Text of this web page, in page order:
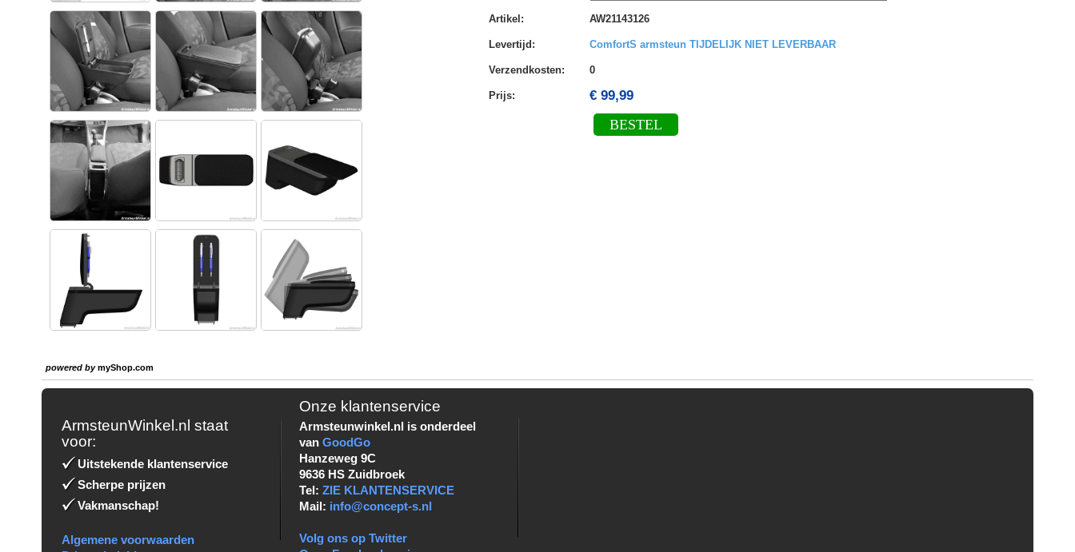
Artikel : AW21143126
Levertijd : ComfortS armsteun TIJDELIJK NIET LEVERBAAR
Verzendkosten: 0
Prijs: € 99,99
BESTEL
powered bymyShop.com
ArmsteunWinkel.nl staat
voor:
Uitstekende klantenservice
Scherpe prijzen
Vakmanschap!
Algemene voorwaarden
Onze klantenservice
Armsteunwinkel.nl is onderdeel
vanGoodGo
Hanzeweg 9C
9636 HS Zuidbroek
Tel:ZIE KLANTENSERVICE
Mail: info@concept-s.nl
Volg ons op Twitter